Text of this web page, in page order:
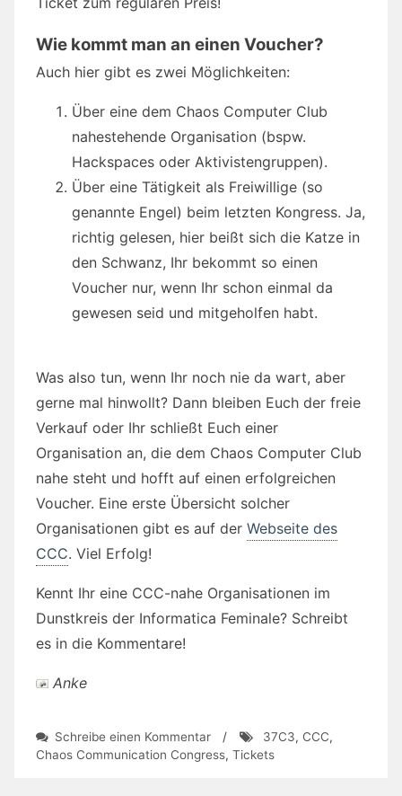
Wie kommt man an einen Voucher?
Auch hier gibt es zwei Möglichkeiten:
Über eine dem Chaos Computer Club
nahestehende Organisation (bspw.
Hackspaces oder Aktivistengruppen).
Über eine Tätigkeit als Freiwillige (so
genannte Engel) beim letzten Kongress. Ja,
richtig gelesen, hier beißt sich die Katze in
den Schwanz, Ihr bekommt so einen
Voucher nur, wenn Ihr schon einmal da
gewesen seid und mitgeholfen habt.
Was also tun, wenn Ihr noch nie da wart, aber
gerne mal hinwollt? Dann bleiben Euch der freie
Verkauf oder Ihr schließt Euch einer
Organisation an, die dem Chaos Computer Club
nahe steht und hofft auf einen erfolgreichen
Voucher. Eine erste Übersicht solcher
Organisationen gibt es auf der Webseite des
CCC. Viel Erfolg!
Kennt Ihr eine CCC-nahe Organisationen im
Dunstkreis der Informatica Feminale? Schreibt
es in die Kommentare!
Anke
Schreibe einen Kommentarzu
37C3:
/ 37C3, CCC,
Chaos Communication Congress, Tickets